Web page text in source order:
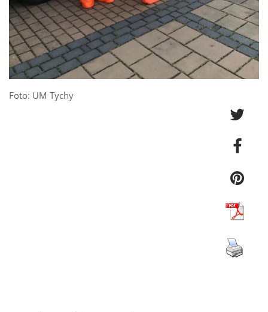
Foto: UM Tychy